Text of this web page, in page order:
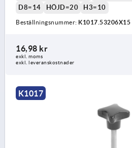
D8=14 HÖJD=20 H3=10
Beställningsnummer: K1017.53206X15
16,98 kr
exkl. moms
exkl. leveranskostnader
K1017